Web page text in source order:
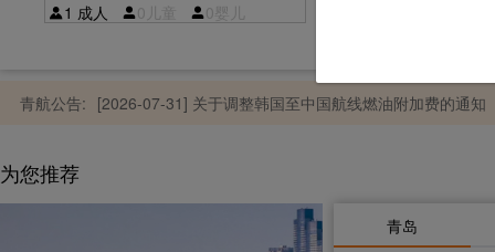
1 成人 0 儿童 0 婴儿
青航公告: [2026-07-31] 关于调整韩国至中国航线燃油附加费的通知
[2026-07-31] 青岛航空2026年下半年C检服务项目（包一
为您推荐
青岛